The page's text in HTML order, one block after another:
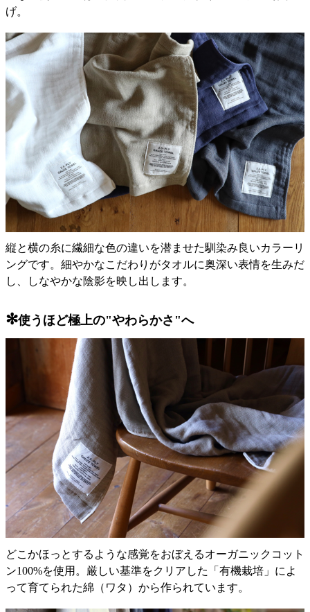
げ。
縦と横の糸に繊細な色の違いを潜ませた馴染み良いカラーリ
ングです。細やかなこだわりがタオルに奥深い表情を生みだ
し、しなやかな陰影を映し出します。
✻使うほど極上の"やわらかさ"へ
どこかほっとするような感覚をおぼえるオーガニックコット
ン100%を使用。厳しい基準をクリアした「有機栽培」によ
って育てられた綿（ワタ）から作られています。